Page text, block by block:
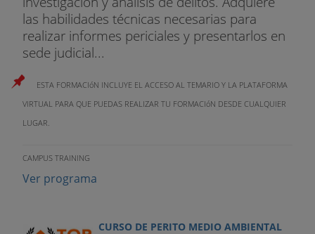
las habilidades técnicas necesarias para
realizar informes periciales y presentarlos en
sede judicial...
ESTA FORMACIóN INCLUYE EL ACCESO AL TEMARIO Y LA PLATAFORMA
VIRTUAL PARA QUE PUEDAS REALIZAR TU FORMACIóN DESDE CUALQUIER
LUGAR.
CAMPUS TRAINING
Ver programa
CURSO DE PERITO MEDIO AMBIENTAL